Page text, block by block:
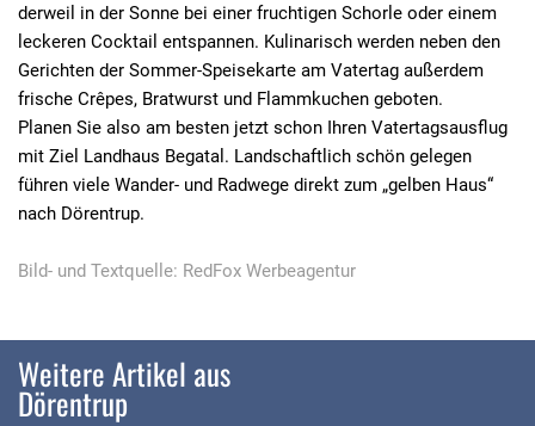
derweil in der Sonne bei einer fruchtigen Schorle oder einem
leckeren Cocktail entspannen. Kulinarisch werden neben den
Gerichten der Sommer-Speisekarte am Vatertag außerdem
frische Crêpes, Bratwurst und Flammkuchen geboten.
Planen Sie also am besten jetzt schon Ihren Vatertagsausflug
mit Ziel Landhaus Begatal. Landschaftlich schön gelegen
führen viele Wander- und Radwege direkt zum „gelben Haus“
nach Dörentrup.
Bild- und Textquelle: RedFox Werbeagentur
Weitere Artikel aus
Dörentrup